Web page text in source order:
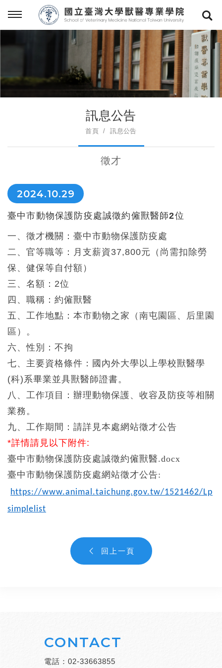
訊息公告
首頁 訊息公告
徵才
2024.10.29
臺中市動物保護防疫處誠徵約僱獸醫師2位
一、徵才機關：臺中市動物保護防疫處
二、官等職等：月支薪資37,800元（尚需扣除勞
保、健保等自付額）
三、名額：2位
四、職稱：約僱獸醫
五、工作地點：本市動物之家（南屯園區、后里園
區）。
六、性別：不拘
七、主要資格條件：國內外大學以上學校獸醫學
(科)系畢業並具獸醫師證書。
八、工作項目：辦理動物保護、收容及防疫等相關
業務。
九、工作期間：請詳見本處網站徵才公告
*詳情請見以下附件:
臺中市動物保護防疫處誠徵約僱獸醫.docx
臺中市動物保護防疫處網站徵才公告:
https://www.animal.taichung.gov.tw/1521462/Lp
simplelist
回上一頁
CONTACT
電話： 02-33663855